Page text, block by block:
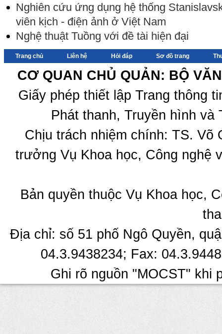
Nghiên cứu ứng dụng hệ thống
viên kịch - điện ảnh ở Việt Nam
Nghệ thuật Tuồng với đề tài hiện đại
Trang chủ Liên hệ Hỏi đáp Sơ đồ trang
CƠ QUAN CHỦ QUẢN: BỘ
Giấy phép thiết lập Trang thông
Phát thanh, Truyền hình
Chịu trách nhiệm chính: TS.
trưởng Vụ Khoa học, Công nghệ
Bản quyền thuộc Vụ Khoa học,
Địa chỉ: số 51 phố Ngô Quyền,
04.3.9438234; Fax:
Ghi rõ nguồn "MOCST" khi